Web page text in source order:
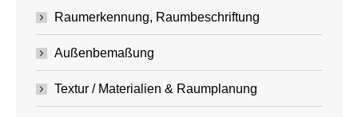
Raumerkennung, Raumbeschriftung
Außenbemaßung
Textur / Materialien & Raumplanung